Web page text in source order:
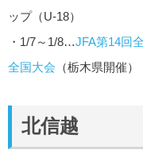
ップ（U-18）
・1/7～1/8…JFA第14回
全国大会 （栃木県開催）
北信越